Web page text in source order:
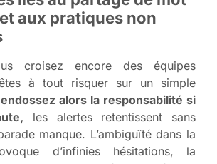
aux pratiques non
croisez encore des équipes
à tout risquer sur un simple
alors la responsabilité si
les alertes retentissent sans
manque. L’ambiguïté dans la
d’infinies hésitations, la